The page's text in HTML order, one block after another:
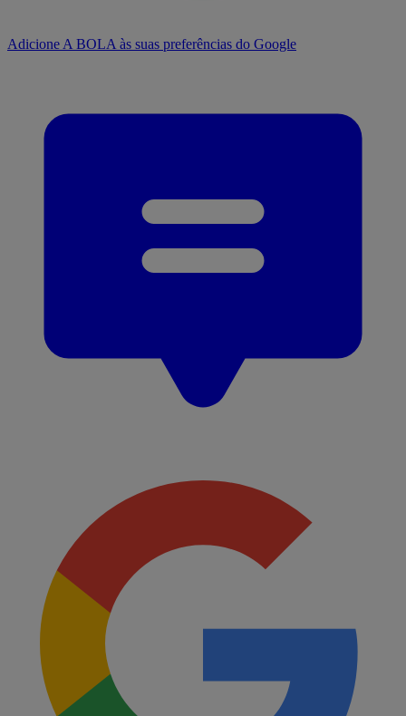
Adicione A BOLA às suas preferências do Google